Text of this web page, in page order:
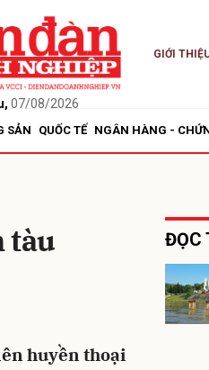
07/08/2026
GIỚI
SẢN QUỐC TẾ NGÂN HÀNG -
tàu
huyền thoại
ĐỌC